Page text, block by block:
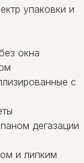
упаковки и
окна
с
дегазации
и липким